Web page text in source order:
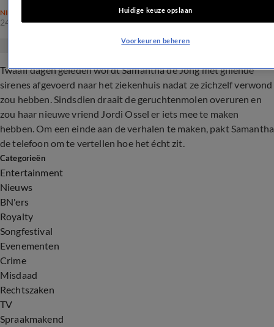
NIEUWS
24 jan 2018, 23:59
Twaalf dagen geleden wordt Samantha de Jong met gillende
sirenes afgevoerd naar het ziekenhuis nadat ze zichzelf verwond
zou hebben. Sindsdien draait de geruchtenmolen overuren en
zou haar nieuwe vriend Jordi Ossel er iets mee te maken
hebben. Om een einde aan de verhalen te maken, pakt Samantha
de telefoon om te vertellen hoe het écht zit.
Categorieën
Entertainment
Nieuws
BN'ers
Royalty
Songfestival
Evenementen
Crime
Misdaad
Rechtszaken
TV
Spraakmakend
Huidige keuze opslaan
Voorkeuren beheren